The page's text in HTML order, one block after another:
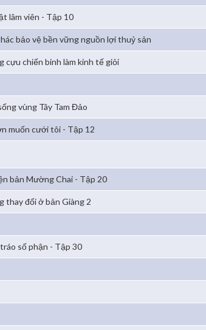
lâm viên - Tập 10
bảo vệ bền vững nguồn lợi thuỷ sản
cựu chiến binh làm kinh tế giỏi
vùng Tây Tam Đảo
muốn cưới tôi - Tập 12
bản Mường Chai - Tập 20
thay đổi ở bản Giàng 2
số phận - Tập 30